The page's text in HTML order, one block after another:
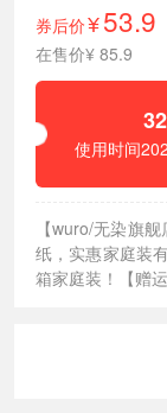
券后价¥ 53.9
在售价¥ 85.9
使用时间
【wuro/无染旗
纸，实惠家庭装
箱家庭装！【赠运